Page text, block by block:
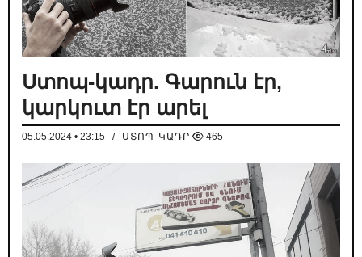
Ստոպ-կադր. Գարուն էր,
կարկուտ էր արել
05.05.2024 • 23:15 / ՍՏՈՊ-ԿԱԴՐ 465